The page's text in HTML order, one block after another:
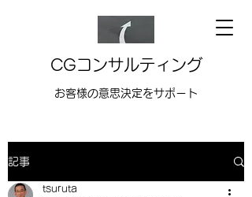
CGコンサルティング
お客様の意思決定をサポート
記事
tsuruta